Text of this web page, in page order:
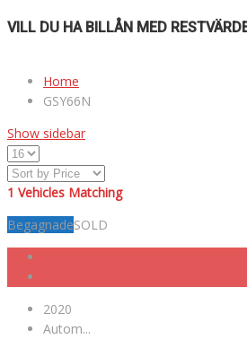
VILL DU HA BILLÅN MED
Home
GSY66N
Show sidebar
1 Vehicles Matching
BegagnadeSOLD
2020
Autom...